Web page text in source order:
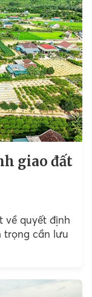
giao đất
về quyết định
trọng cần lưu